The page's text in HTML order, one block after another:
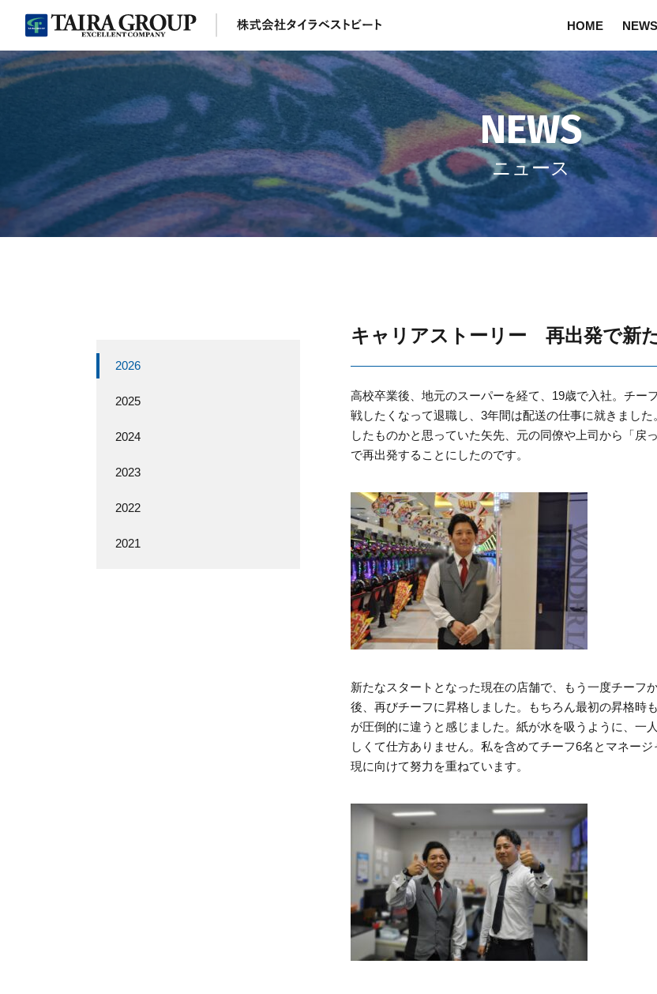
HOME NEWS
NEWS
ニュース
2026
2025
2024
2023
2022
2021
キャリアストーリー 再出発で新
高校卒業後、地元のスーパーを経て、19歳で入社。チー
戦したくなって退職し、3年間は配送の仕事に就きまし
したものかと思っていた矢先、元の同僚や上司から「戻
で再出発することにしたのです。
新たなスタートとなった現在の店舗で、もう一度チーフ
後、再びチーフに昇格しました。もちろん最初の昇格時
が圧倒的に違うと感じました。紙が水を吸うように、一
しくて仕方ありません。私を含めてチーフ6名とマネー
現に向けて努力を重ねています。